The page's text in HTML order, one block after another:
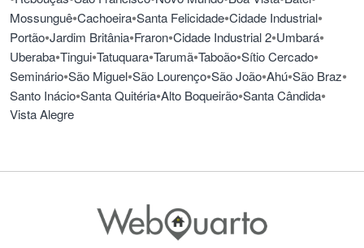
Mossunguê•Cachoeira•Santa Felicidade•Cidade Industrial•
Portão•Jardim Britânia•Fraron•Cidade Industrial 2•Umbará•
Uberaba•Tingui•Tatuquara•Tarumã•Taboão•Sítio Cercado•
Seminário•São Miguel•São Lourenço•São João•Ahú•São Braz•
Santo Inácio•Santa Quitéria•Alto Boqueirão•Santa Cândida•
Vista Alegre